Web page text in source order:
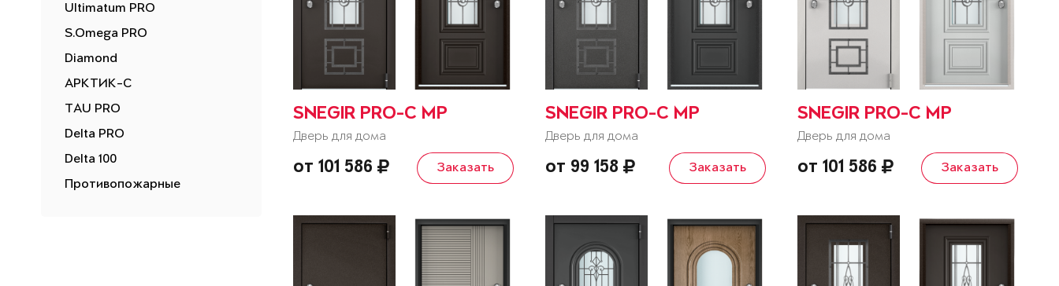
Ultimatum PRO
S.Omega PRO
Diamond
АРКТИК-С
TAU PRO
Delta PRO
Delta 100
Противопожарные
SNEGIR PRO-C MP
Дверь для дома
от 101 586 Заказать
SNEGIR PRO-C MP
Дверь для дома
от 99 158 Заказать
SNEGIR PRO-C MP
Дверь для дома
от 101 586 Заказать